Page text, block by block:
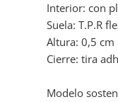
Interior: con
Suela: T.P.R
Altura: 0,5 cm
Cierre: tira
Modelo